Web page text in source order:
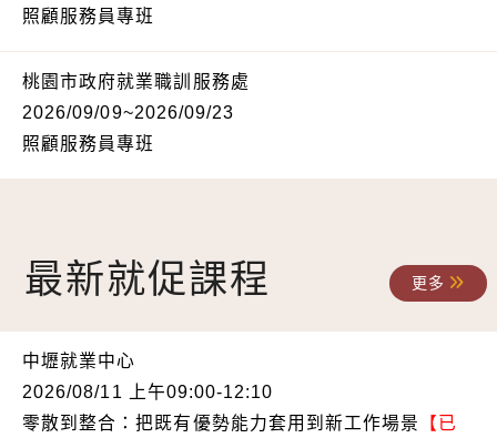
照顧服務員專班
桃園市政府就業職訓服務處
2026/09/09~2026/09/23
照顧服務員專班
最新就促課程
中壢就業中心
2026/08/11 上午09:00-12:10
零散到整合：把既有優勢能力套用到新工作場景
【已
更多